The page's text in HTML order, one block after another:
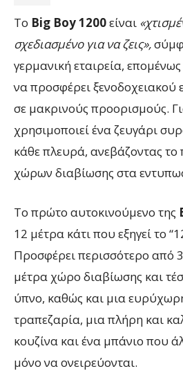
Το Big Boy1200είναι
σχεδιασμένο για να ζεις»,
γερμανική εταιρεία, επομένως
να προσφέρει ξενοδοχειακού
σε μακρινούς προορισμούς.
χρησιμοποιεί ένα ζευγάρι
κάθε πλευρά, ανεβάζοντας
χώρων διαβίωσης στα
Το πρώτο αυτοκινούμενο της
12 μέτρα κάτι που εξηγεί το
Προσφέρει περισσότερο από
μέτρα χώρο διαβίωσης και
ύπνο, καθώς και μια
τραπεζαρία, μια πλήρη και
κουζίνα και ένα μπάνιο που
μόνο να ονειρεύονται.